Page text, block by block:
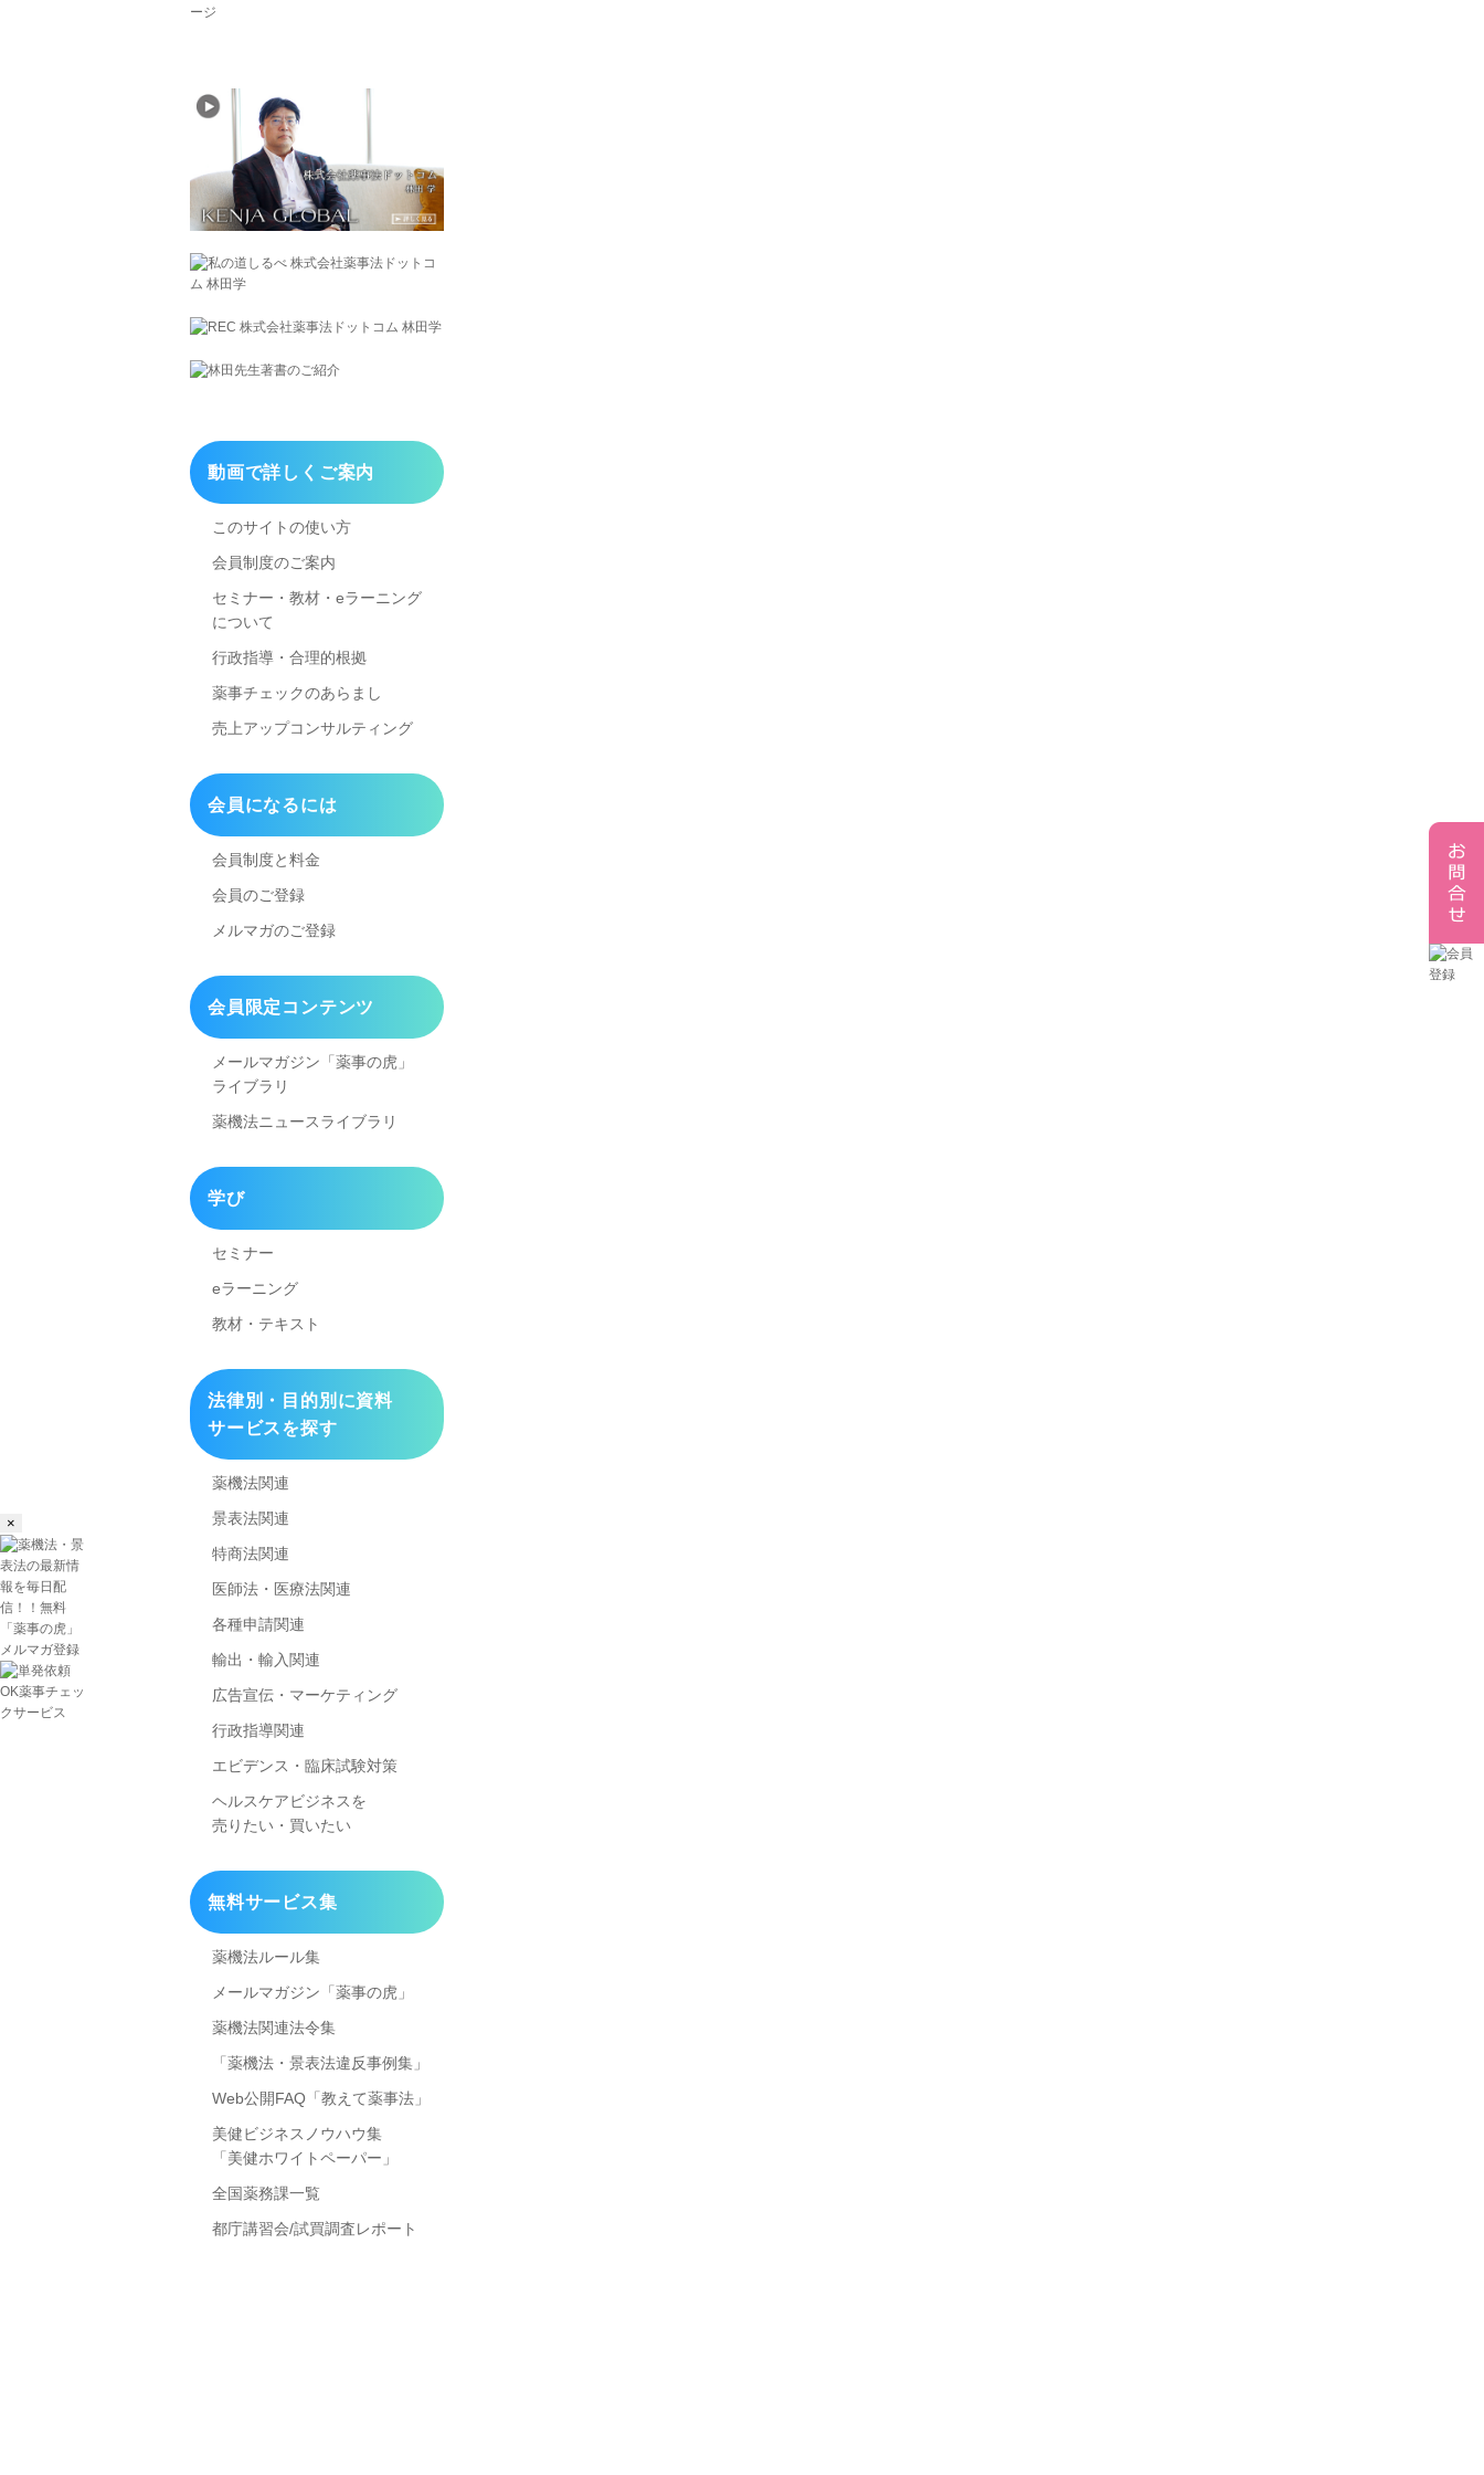
×
動画で詳しくご案内
このサイトの使い方
会員制度のご案内
セミナー・教材・eラーニング
について
行政指導・合理的根拠
薬事チェックのあらまし
売上アップコンサルティング
会員になるには
会員制度と料金
会員のご登録
メルマガのご登録
会員限定コンテンツ
メールマガジン「薬事の虎」
ライブラリ
薬機法ニュースライブラリ
学び
セミナー
eラーニング
教材・テキスト
法律別・目的別に資料
サービスを探す
薬機法関連
景表法関連
特商法関連
医師法・医療法関連
各種申請関連
輸出・輸入関連
広告宣伝・マーケティング
行政指導関連
エビデンス・臨床試験対策
ヘルスケアビジネスを
売りたい・買いたい
無料サービス集
薬機法ルール集
メールマガジン「薬事の虎」
薬機法関連法令集
「薬機法・景表法違反事例集」
Web公開FAQ「教えて薬事法」
美健ビジネスノウハウ集
「美健ホワイトペーパー」
全国薬務課一覧
都庁講習会/試買調査レポート